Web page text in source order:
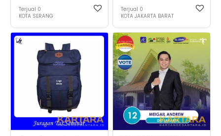
Terjual 0
KOTA SERANG
Terjual 0
KOTA JAKARTA BARAT